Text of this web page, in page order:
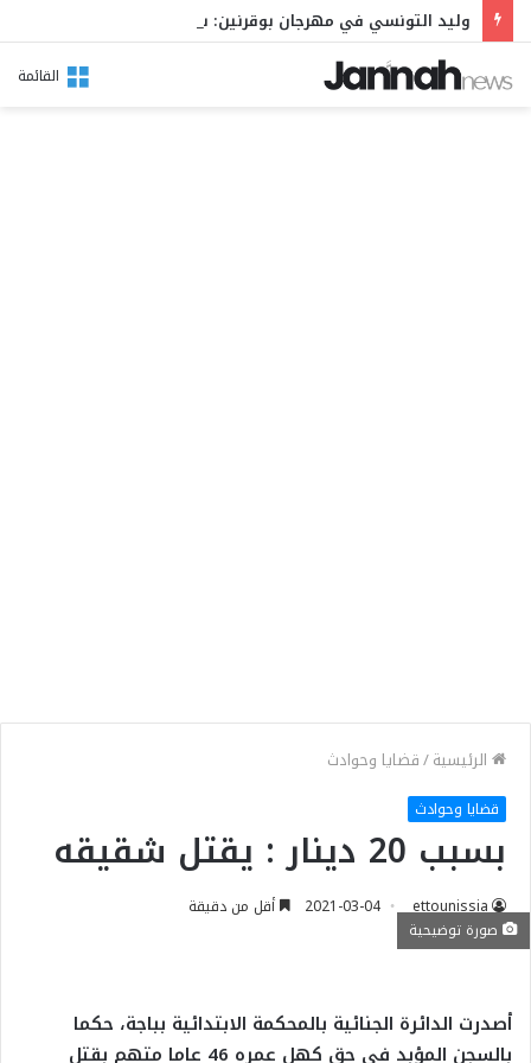
القائمة
الرئيسية/قضايا وحوادث
قضايا وحوادث
بسبب 20 دينار : يقتل شقيقه
ettounissia
2021-03-04
أقل من دقيقة
صورة توضيحية
أصدرت الدائرة الجنائية بالمحكمة الابتدائية بباجة، حكما
بالسجن المؤبد في حق كهل عمره 46 عاما متهم بقتل